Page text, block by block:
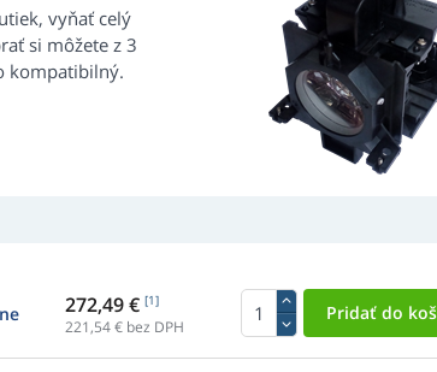
vyňať celý
si môžete z 3
kompatibilný.
272,49 € [1]
221,54€ bez DPH